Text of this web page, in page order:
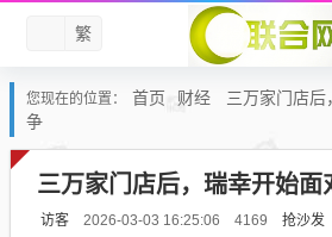
繁
您现在的位置： 首页 财经
三万家门店
争
三万家门店后，瑞幸开始面
访客 2026-03-03 16:25:06 4169 抢沙发